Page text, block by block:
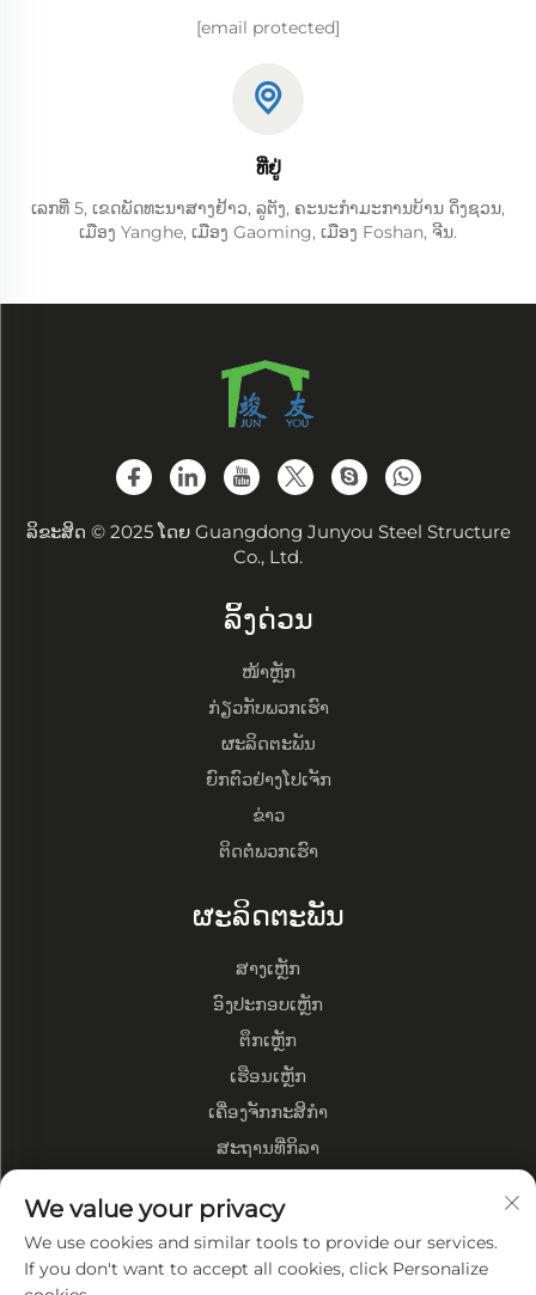
[email protected]
ທີ່ຢູ່
ເລກທີ່ 5, ເຂດພັດທະນາສາງຢ້າວ, ລູຕັງ, ຄະນະກຳມະການບ້ານ ດິ່ງຊວນ,
ເມືອງ Yanghe, ເມືອງ Gaoming, ເມືອງ Foshan, ຈີນ.
ລິຂະສິດ © 2025 ໂດຍ Guangdong Junyou Steel Structure
Co., Ltd.
ລິ້ງດ່ວນ
ໜ້າຫຼັກ
ກ່ຽວກັບພວກເຮົາ
ຜະລິດຕະພັນ
ຍົກຕົວຢ່າງໂປເຈັກ
ຂ່າວ
ຕິດຕໍ່ພວກເຮົາ
ຜະລິດຕະພັນ
ສາງເຫຼັກ
ອົງປະກອບເຫຼັກ
ຕຶກເຫຼັກ
ເຮືອນເຫຼັກ
ເຄື່ອງຈັກກະສິກຳ
ສະຖານທີ່ກິລາ
ກ່ຽວກັບບໍລິສັດ
ໂປີໄຟວ່າທ່ຽງບໍລິສັດ
We value your privacy
We use cookies and similar tools to provide our services.
If you don't want to accept all cookies, click Personalize